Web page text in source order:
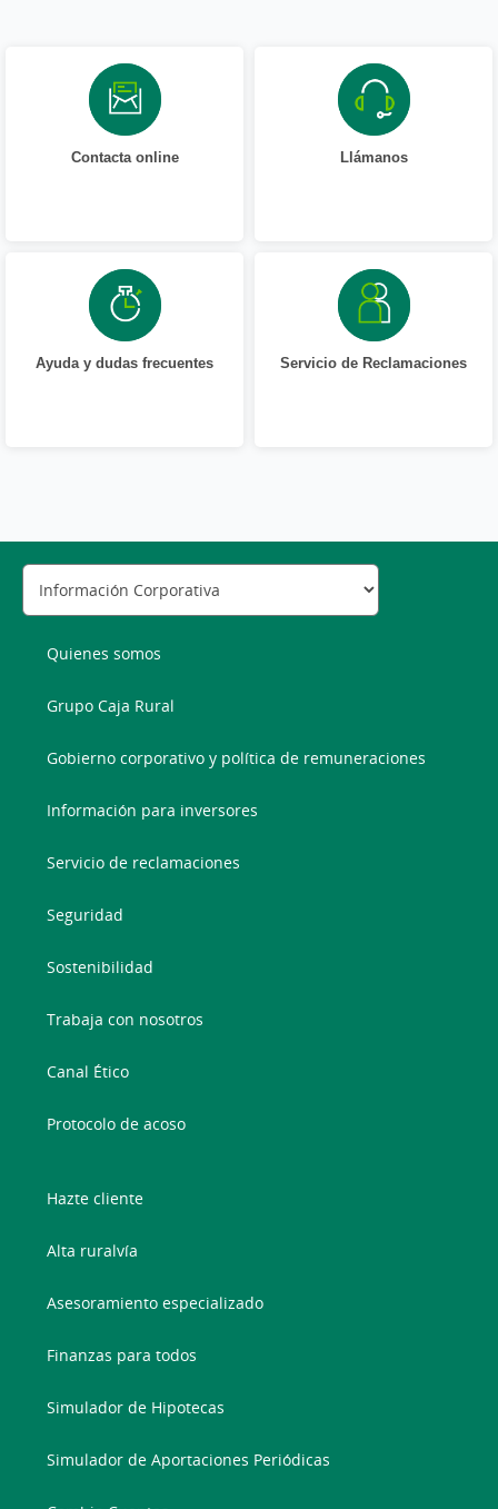
Contacta online Llámanos
Ayuda y dudas frecuentes Servicio de Reclamaciones
Quienes somos
Grupo Caja Rural
Gobierno corporativo y política de remuneraciones
Información para inversores
Servicio de reclamaciones
Seguridad
Sostenibilidad
Trabaja con nosotros
Canal Ético
Protocolo de acoso
Hazte cliente
Alta ruralvía
Asesoramiento especializado
Finanzas para todos
Simulador de Hipotecas
Simulador de Aportaciones Periódicas